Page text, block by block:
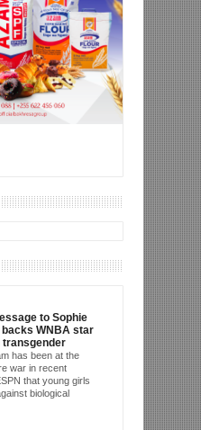
to Sophie
WNBA star
transgender
has been at the
war in recent
that young girls
biological